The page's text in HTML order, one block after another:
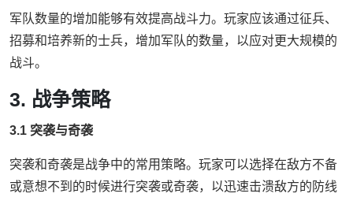
军队数量的增加能够有效提高战斗力。玩家应该通过征兵、
招募和培养新的士兵，增加军队的数量，以应对更大规模的
战斗。
3. 战争策略
3.1 突袭与奇袭
突袭和奇袭是战争中的常用策略。玩家可以选择在敌方不备
或意想不到的时候进行突袭或奇袭，以迅速击溃敌方的防线